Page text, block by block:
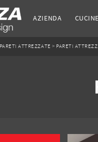
AZIENDA CUCINE
PARETI ATTREZZATE > PARETI